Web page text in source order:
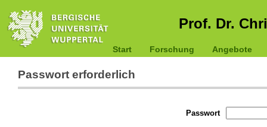
Prof. Dr.
Start Forschung Angebote
Passwort erforderlich
Passwort